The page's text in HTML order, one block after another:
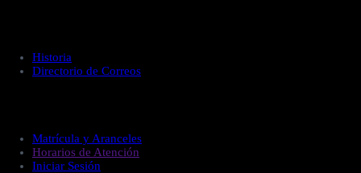
Historia
Directorio de Correos
Matrícula y Aranceles
Horarios de Atención
Iniciar Sesión